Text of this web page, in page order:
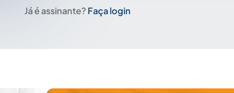
Já é assinante? Faça login